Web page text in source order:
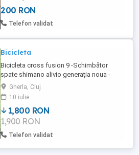
200 RON
Telefon validat
Bicicleta
Bicicleta cross fusion 9 -Schimbător
spate shimano alivio generația noua -
maneta schimbător shimano fata -roti pe
29 -3 9 (27 viteze) -cadru M-46 -frâne pe
discuri fata spate:disc fata 180,disc spate
160
Gherla, Cluj
10 iulie
1,800 RON
1,900 RON
Telefon validat